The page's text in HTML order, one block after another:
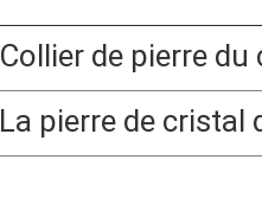
Collier de pierre du
La pierre de cristal